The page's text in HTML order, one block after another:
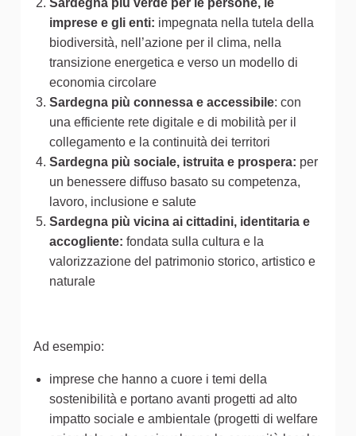
imprese e gli enti: impegnata nella tutela della
biodiversità, nell’azione per il clima, nella
transizione energetica e verso un modello di
economia circolare
Sardegna più connessa e accessibile: con
una efficiente rete digitale e di mobilità per il
collegamento e la continuità dei territori
Sardegna più sociale, istruita e prospera: per
un benessere diffuso basato su competenza,
lavoro, inclusione e salute
Sardegna più vicina ai cittadini, identitaria e
accogliente: fondata sulla cultura e la
valorizzazione del patrimonio storico, artistico e
naturale
Ad esempio:
imprese che hanno a cuore i temi della
sostenibilità e portano avanti progetti ad alto
impatto sociale e ambientale (progetti di welfare